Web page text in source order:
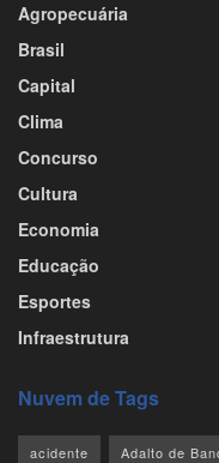
Agropecuária
Brasil
Capital
Clima
Concurso
Cultura
Economia
Educação
Esportes
Infraestrutura
Nuvem de Tags
acidente Adalto de